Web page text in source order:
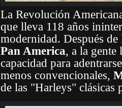
La Revolución
que lleva 118 años
modernidad. Después
Pan America, a la gente
capacidad para
menos convencionales,
de las "Harleys" clásicas